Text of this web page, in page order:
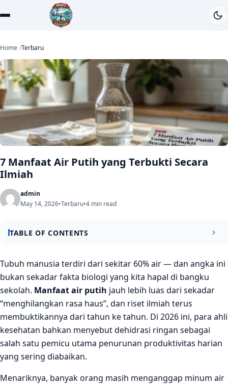
Home Terbaru
7 Manfaat Air Putih yang Terbukti Secara
Ilmiah
admin
May 14, 2026•Terbaru•4 min read
TABLE OF CONTENTS
Manfaat Air Putih yang Sudah Terbukti Secara Ilmiah
1. Meningkatkan Fungsi Otak dan Konsentrasi
2. Membantu Metabolisme dan Pembakaran Kalori
3. Melancarkan Sistem Pencernaan
4. Menjaga Kesehatan Ginjal
Manfaat Lain yang Tidak Kalah Penting
5. Mengontrol Tekanan Darah dan Menjaga Jantung
Tubuh manusia terdiri dari sekitar 60% air — dan angka ini
bukan sekadar fakta biologi yang kita hapal di bangku
sekolah. Manfaat air putih jauh lebih luas dari sekadar
“menghilangkan rasa haus”, dan riset ilmiah terus
membuktikannya dari tahun ke tahun. Di 2026 ini, para ahli
kesehatan bahkan menyebut dehidrasi ringan sebagai
salah satu pemicu utama penurunan produktivitas harian
yang sering diabaikan.
Menariknya, banyak orang masih menganggap minum air